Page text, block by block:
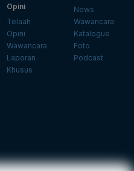
Opini
Telaah
Opini
Wawancara
Laporan
Khusus
News
Wawancara
Katalogue
Foto
Podcast